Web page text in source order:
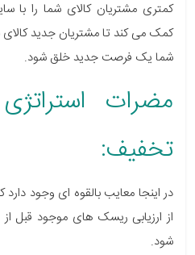
کمتری مشتریان کالای شما را با
کمک می کند تا مشتریان جدید کالای
شما یک فرصت جدید خلق شود.
مضرات
تخفیف:
در اینجا معایب بالقوه ای وجود
از ارزیابی ریسک های موجود قبل
شود.